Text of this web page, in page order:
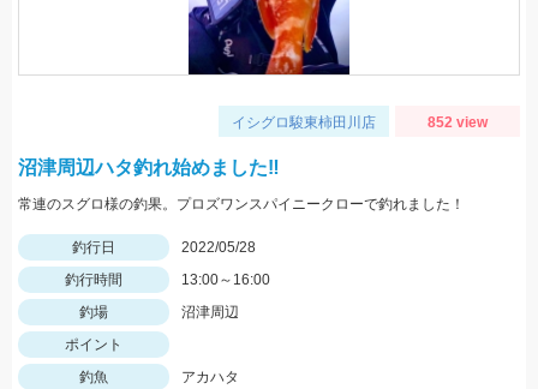
イシグロ駿東柿田川店 852 view
沼津周辺ハタ釣れ始めました‼
常連のスグロ様の釣果。プロズワンスパイニークローで釣れました！
釣行日
2022/05/28
釣行時間
13:00～16:00
釣場
沼津周辺
ポイント
釣魚
アカハタ